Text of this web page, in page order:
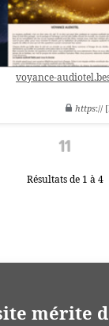
voyance-
https://
Résultats de 1 à 4
mérite